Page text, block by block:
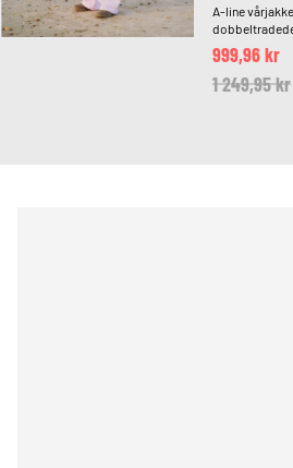
A-line
knapper
Price
1 249,95 kr
999,96 kr